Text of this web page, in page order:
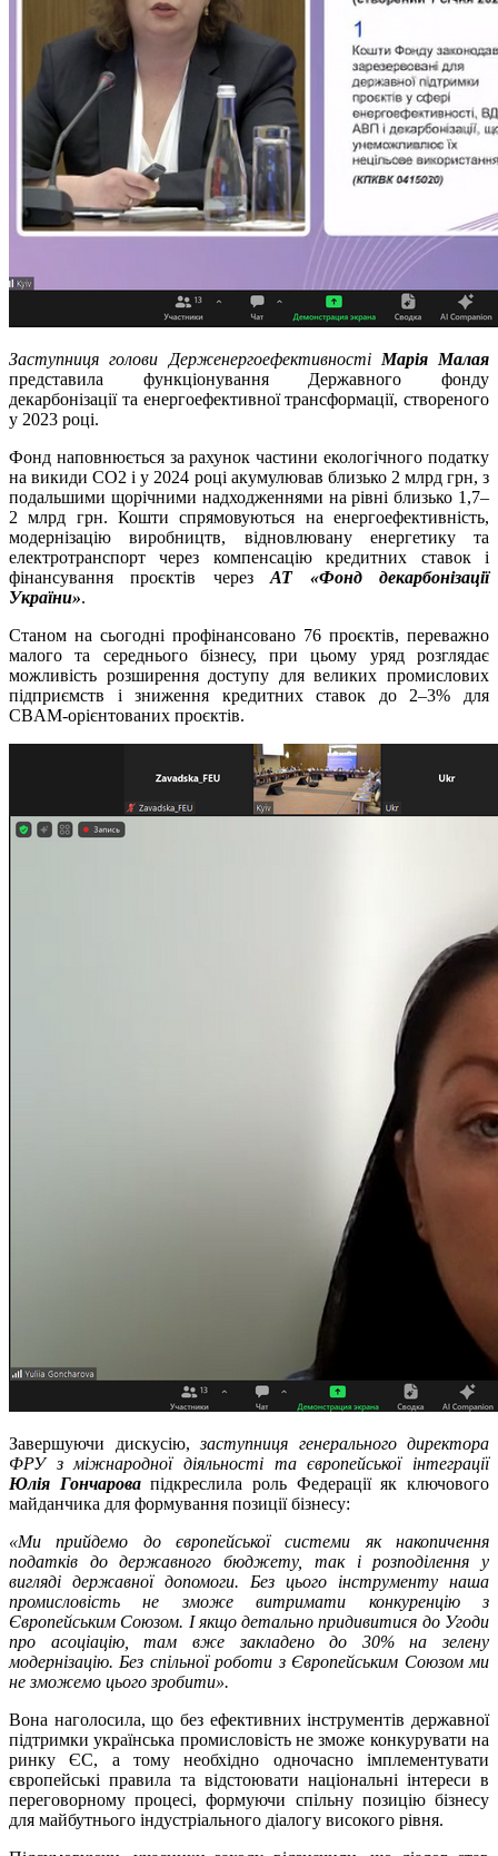
Заступниця голови Держенергоефективності Марія Малая
представила функціонування Державного фонду
декарбонізації та енергоефективної трансформації, створеного
у 2023 році.
Фонд наповнюється за рахунок частини екологічного податку
на викиди СО2 і у 2024 році акумулював близько 2 млрд грн, з
подальшими щорічними надходженнями на рівні близько 1,7–
2 млрд грн. Кошти спрямовуються на енергоефективність,
модернізацію виробництв, відновлювану енергетику та
електротранспорт через компенсацію кредитних ставок і
фінансування проєктів черезАТ «Фонд декарбонізації
України».
Станом на сьогодні профінансовано 76 проєктів, переважно
малого та середнього бізнесу, при цьому уряд розглядає
можливість розширення доступу для великих промислових
підприємств і зниження кредитних ставок до 2–3% для
CBAM-орієнтованих проєктів.
Завершуючи дискусію,заступниця генерального директора
ФРУ з міжнародної діяльності та європейської інтеграції
Юлія Гончаровапідкреслила роль Федерації як ключового
майданчика для формування позиції бізнесу:
«Ми прийдемо до європейської системи як накопичення
податків до державного бюджету, так і розподілення у
вигляді державної допомоги. Без цього інструменту наша
промисловість не зможе витримати конкуренцію з
Європейським Союзом. І якщо детально придивитися до Угоди
про асоціацію, там вже закладено до 30% на зелену
модернізацію. Без спільної роботи з Європейським Союзом ми
не зможемо цього зробити».
Вона наголосила, що без ефективних інструментів державної
підтримки українська промисловість не зможе конкурувати на
ринку ЄС, а тому необхідно одночасно імплементувати
європейські правила та відстоювати національні інтереси в
переговорному процесі, формуючи спільну позицію бізнесу
для майбутнього індустріального діалогу високого рівня.